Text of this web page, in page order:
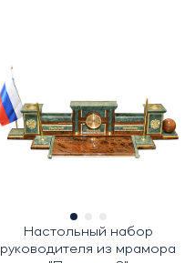
Настольный набор
руководителя из мрамора